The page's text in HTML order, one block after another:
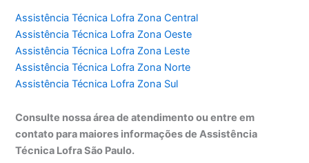
Assistência Técnica Lofra Zona Central
Assistência Técnica Lofra Zona Oeste
Assistência Técnica Lofra Zona Leste
Assistência Técnica Lofra Zona Norte
Assistência Técnica Lofra Zona Sul
Consulte nossa área de atendimento ou entre em
contato para maiores informações de Assistência
Técnica Lofra São Paulo.